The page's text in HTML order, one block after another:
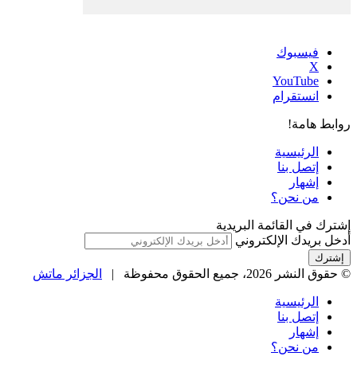
فيسبوك
‫X
‫YouTube
انستقرام
روابط هامة!
الرئيسية
إتصل بنا
إشهار
من نحن؟
إشترك في القائمة البريدية
أدخل بريدك الإلكتروني
© حقوق النشر 2026، جميع الحقوق محفوظة | الجزائر ماتش
الرئيسية
إتصل بنا
إشهار
من نحن؟